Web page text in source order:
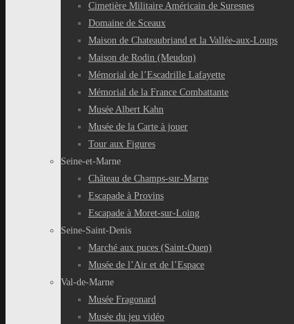
Cimetière Militaire Américain de Suresnes
Domaine de Sceaux
Maison de Chateaubriand et la Vallée-aux-Loups
Maison de Rodin (Meudon)
Mémorial de l’Escadrille Lafayette
Mémorial de la France Combattante
Musée Albert Kahn
Musée de la Carte à jouer
Tour aux Figures
Seine-et-Marne
Château de Champs-sur-Marne
Escapade à Provins
Escapade à Moret-sur-Loing
Seine-Saint-Denis
Marché aux puces (Saint-Ouen)
Musée de l’Air et de l’Espace
Val-de-Marne
Musée Fragonard
Musée du jeu vidéo